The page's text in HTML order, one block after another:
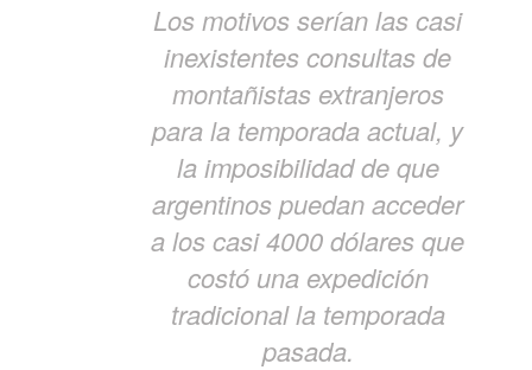
Los motivos serían las casi
inexistentes consultas de
montañistas extranjeros
para la temporada actual, y
la imposibilidad de que
argentinos puedan acceder
a los casi 4000 dólares que
costó una expedición
tradicional la temporada
pasada.